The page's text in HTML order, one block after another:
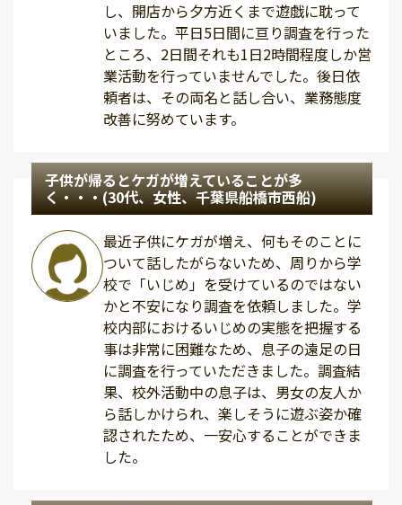
し、開店から夕方近くまで遊戯に耽って
いました。平日5日間に亘り調査を行った
ところ、2日間それも1日2時間程度しか営
業活動を行っていませんでした。後日依
頼者は、その両名と話し合い、業務態度
改善に努めています。
子供が帰るとケガが増えていることが多
く・・・(30代、女性、千葉県船橋市西船)
最近子供にケガが増え、何もそのことに
ついて話したがらないため、周りから学
校で「いじめ」を受けているのではない
かと不安になり調査を依頼しました。学
校内部におけるいじめの実態を把握する
事は非常に困難なため、息子の遠足の日
に調査を行っていただきました。調査結
果、校外活動中の息子は、男女の友人か
ら話しかけられ、楽しそうに遊ぶ姿か確
認されたため、一安心することができま
した。